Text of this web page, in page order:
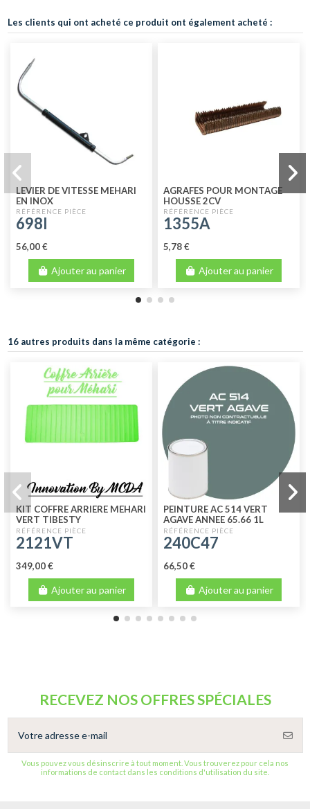
Les clients qui ont acheté ce produit ont également acheté :
LEVIER DE VITESSE MEHARI
EN INOX
698I
56,00 €
Ajouter au panier
AGRAFES POUR MONTAGE
HOUSSE 2CV
1355A
5,78 €
Ajouter au panier
16 autres produits dans la même catégorie :
KIT COFFRE ARRIERE MEHARI
VERT TIBESTY
2121VT
349,00 €
Ajouter au panier
PEINTURE AC 514 VERT
AGAVE ANNEE 65.66 1L
240C47
66,50 €
Ajouter au panier
RECEVEZ NOS OFFRES SPÉCIALES
Vous pouvez vous désinscrire à tout moment. Vous trouverez pour cela nos
informations de contact dans les conditions d'utilisation du site.